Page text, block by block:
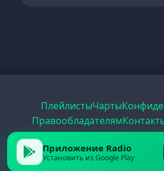
ПлейлистыЧарты
Правообладателям
РецептыРадиоPDF
© 2026 FirstRadio.
Приложение Radio
Установить из Google Play